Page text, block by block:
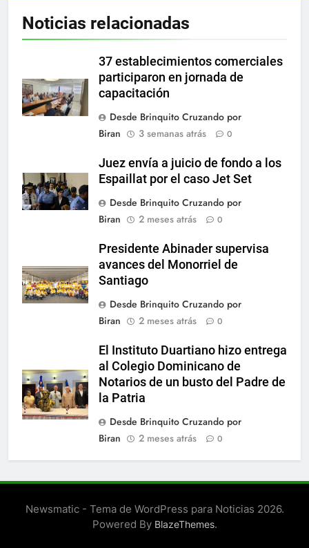
Noticias relacionadas
37 establecimientos comerciales
participaron en jornada de
capacitación
Desde Brinquito Cruzando por
Biran
3 semanas atrás 0
Juez envía a juicio de fondo a los
Espaillat por el caso Jet Set
Desde Brinquito Cruzando por
Biran
2 meses atrás 0
Presidente Abinader supervisa
avances del Monorriel de
Santiago
Desde Brinquito Cruzando por
Biran
2 meses atrás 0
El Instituto Duartiano hizo entrega
al Colegio Dominicano de
Notarios de un busto del Padre de
la Patria
Desde Brinquito Cruzando por
Biran
2 meses atrás 0
Newsmatic - Tema de WordPress para Noticias 2026.
Powered By BlazeThemes.